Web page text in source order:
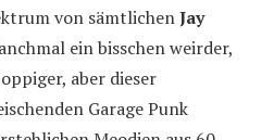
von sämtlichenJay
ein bisschen weirder,
aber dieser
Garage Punk